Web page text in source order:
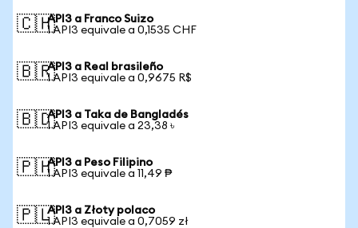
🇨🇭API3 a Franco Suizo
1 API3 equivale a 0,1535 CHF
🇧🇷API3 a Real brasileño
1 API3 equivale a 0,9675 R$
🇧🇩API3 a Taka de Bangladés
1 API3 equivale a 23,38 ৳
🇵🇭API3 a Peso Filipino
1 API3 equivale a 11,49 ₱
🇵🇱API3 a Złoty polaco
1 API3 equivale a 0,7059 zł